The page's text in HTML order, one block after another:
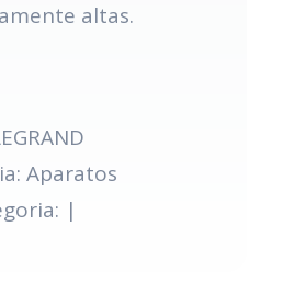
altas.
Aparatos
|